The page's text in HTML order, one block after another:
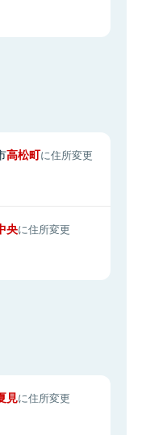
高松町に住所変更
央に住所変更
見に住所変更